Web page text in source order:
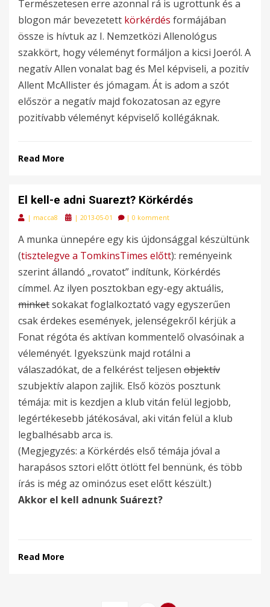
Természetesen erre azonnal rá is ugrottunk és a
blogon már bevezetett körkérdés formájában
össze is hívtuk az I. Nemzetközi Allenológus
szakkört, hogy véleményt formáljon a kicsi Joeról. A
negatív Allen vonalat bag és Mel képviseli, a pozitív
Allent McAllister és jómagam. Át is adom a szót
először a negatív majd fokozatosan az egyre
pozitívabb véleményt képviselő kollégáknak.
Read More
El kell-e adni Suarezt? Körkérdés
| macca8
Posted
| 2013-05-01 | 0 komment
A munka ünnepére egy kis újdonsággal készültünk
(tisztelegve a TomkinsTimes előtt): reményeink
szerint állandó „rovatot” indítunk, Körkérdés
címmel. Az ilyen posztokban egy-egy aktuális,
minketsokakat foglalkoztató vagy egyszerűen
csak érdekes események, jelenségekről kérjük a
Fonat régóta és aktívan kommentelő olvasóinak a
véleményét. Igyekszünk majd rotálni a
válaszadókat, de a felkérést teljesen objektív
szubjektív alapon zajlik. Első közös posztunk
témája: mit is kezdjen a klub vitán felül legjobb,
legértékesebb játékosával, aki vitán felül a klub
legbalhésabb arca is.
(Megjegyzés: a Körkérdés első témája jóval a
harapásos sztori előtt ötlött fel bennünk, és több
írás is még az ominózus eset előtt készült.)
Akkor el kell adnunk Suárezt?
Read More